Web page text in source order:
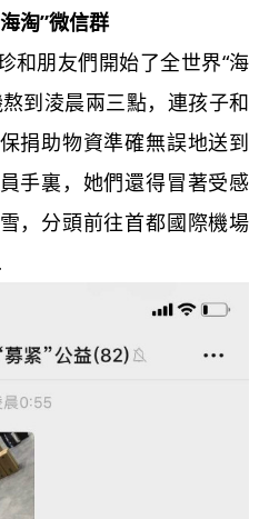
淘”微信群
朋友們開始了全世界“海
到淩晨兩三點，連孩子和
捐助物資準確無誤地送到
手裏，她們還得冒著受感
，分頭前往首都國際機場